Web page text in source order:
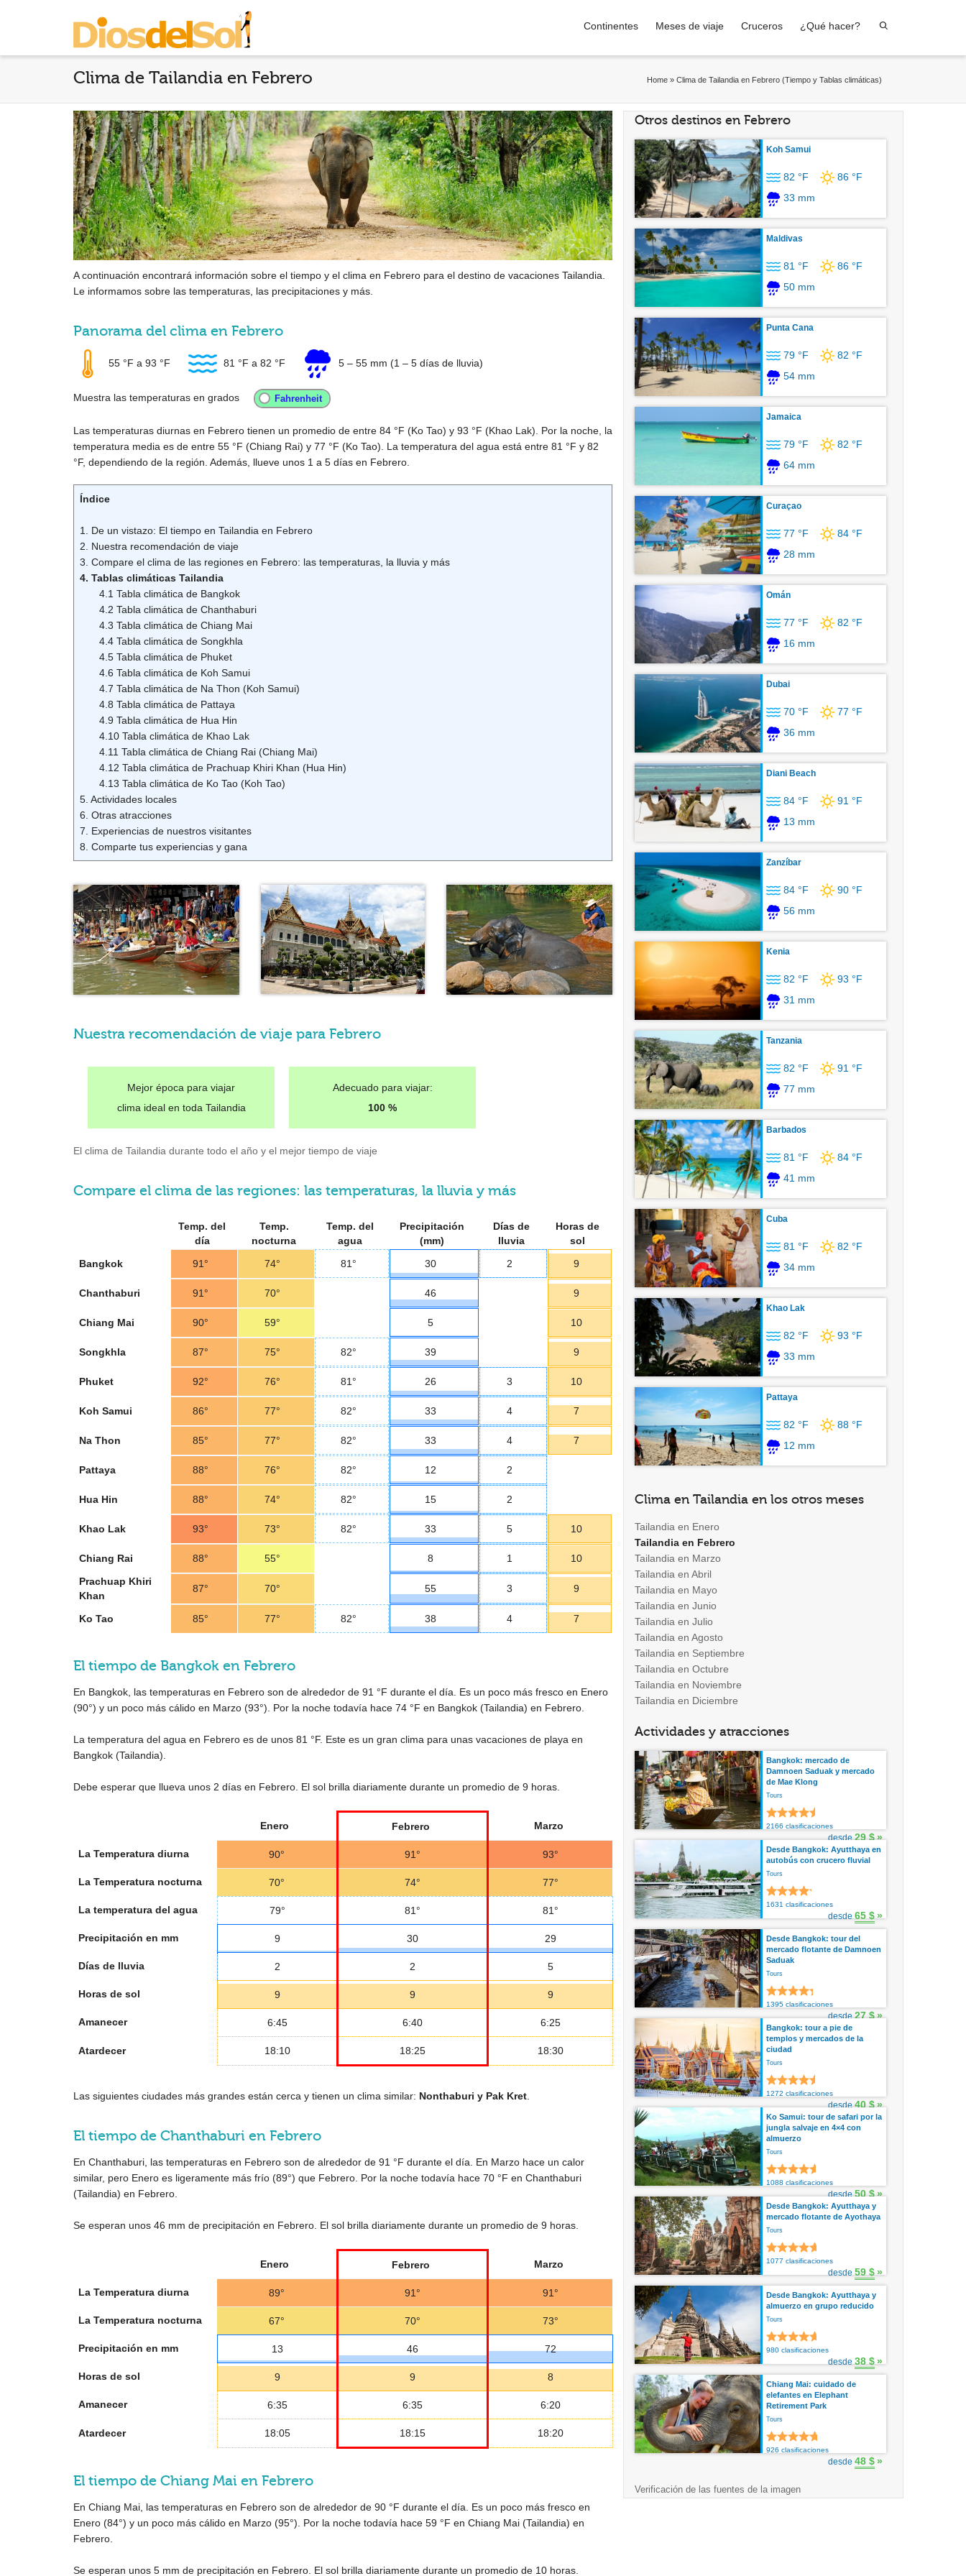
Continentes Meses de viaje Cruceros ¿Qué hacer?
Clima de Tailandia en Febrero Home » Clima de Tailandia en Febrero (Tiempo y Tablas climáticas)
A continuación encontrará información sobre el tiempo y el clima en Febrero para el destino de vacaciones Tailandia.
Le informamos sobre las temperaturas, las precipitaciones y más.
Panorama del clima en Febrero
55 °F a 93 °F 81 °F a 82 °F 5 – 55 mm (1 – 5 días de lluvia)
Muestra las temperaturas en grados
Las temperaturas diurnas en Febrero tienen un promedio de entre 84 °F (Ko Tao) y 93 °F (Khao Lak). Por la noche, la
temperatura media es de entre 55 °F (Chiang Rai) y 77 °F (Ko Tao). La temperatura del agua está entre 81 °F y 82
°F, dependiendo de la región. Además, llueve unos 1 a 5 días en Febrero.
Índice
1. De un vistazo: El tiempo en Tailandia en Febrero
2. Nuestra recomendación de viaje
3. Compare el clima de las regiones en Febrero: las temperaturas, la lluvia y más
4. Tablas climáticas Tailandia
4.1 Tabla climática de Bangkok
4.2 Tabla climática de Chanthaburi
4.3 Tabla climática de Chiang Mai
4.4 Tabla climática de Songkhla
4.5 Tabla climática de Phuket
4.6 Tabla climática de Koh Samui
4.7 Tabla climática de Na Thon (Koh Samui)
4.8 Tabla climática de Pattaya
4.9 Tabla climática de Hua Hin
4.10 Tabla climática de Khao Lak
4.11 Tabla climática de Chiang Rai (Chiang Mai)
4.12 Tabla climática de Prachuap Khiri Khan (Hua Hin)
4.13 Tabla climática de Ko Tao (Koh Tao)
5. Actividades locales
6. Otras atracciones
7. Experiencias de nuestros visitantes
8. Comparte tus experiencias y gana
Nuestra recomendación de viaje para Febrero
Mejor época para viajar
clima ideal en toda Tailandia
Adecuado para viajar:
100 %
El clima de Tailandia durante todo el año y el mejor tiempo de viaje
Compare el clima de las regiones: las temperaturas, la lluvia y más
Temp. del
día
Temp.
nocturna
Temp. del
agua
Precipitación
(mm)
Días de
lluvia
Horas de
sol
Bangkok
91° 74° 81° 30 2 9
Chanthaburi 91° 70° 46 9
Chiang Mai 90° 59° 5 10
Songkhla 87° 75° 82° 39 9
Phuket 92° 76° 81° 26 3 10
Koh Samui 86° 77° 82° 33 4 7
Na Thon 85° 77° 82° 33 4 7
Pattaya 88° 76° 82° 12 2
Hua Hin 88° 74° 82° 15 2
Khao Lak 93° 73° 82° 33 5 10
Chiang Rai 88° 55° 8 1
10
Prachuap Khiri
Khan
87° 70° 55 3 9
Ko Tao 85° 77° 82° 38 4 7
El tiempo de Bangkok en Febrero
En Bangkok, las temperaturas en Febrero son de alrededor de 91 °F durante el día. Es un poco más fresco en Enero
(90°) y un poco más cálido en Marzo (93°). Por la noche todavía hace 74 °F en Bangkok (Tailandia) en Febrero.
La temperatura del agua en Febrero es de unos 81 °F. Este es un gran clima para unas vacaciones de playa en
Bangkok (Tailandia).
Debe esperar que llueva unos 2 días en Febrero. El sol brilla diariamente durante un promedio de 9 horas.
Enero Febrero Marzo
La Temperatura diurna 90° 91° 93°
La Temperatura nocturna 70° 74° 77°
La temperatura del agua 79° 81° 81°
Precipitación en mm 9 30 29
Días de lluvia 2 2 5
Horas de sol 9 9 9
Amanecer 6:45 6:40 6:25
Atardecer 18:10 18:25 18:30
Las siguientes ciudades más grandes están cerca y tienen un clima similar: Nonthaburi y Pak Kret
El tiempo de Chanthaburi en Febrero
En Chanthaburi, las temperaturas en Febrero son de alrededor de 91 °F durante el día. En Marzo hace un calor
similar, pero Enero es ligeramente más frío (89°) que Febrero. Por la noche todavía hace 70 °F en Chanthaburi
(Tailandia) en Febrero.
Se esperan unos 46 mm de precipitación en Febrero. El sol brilla diariamente durante un promedio de 9 horas.
Enero Febrero Marzo
La Temperatura diurna 89° 91° 91°
La Temperatura nocturna 67° 70° 73°
Precipitación en mm 13 46 72
Horas de sol 9 9 8
Amanecer 6:35 6:35 6:20
Atardecer 18:05 18:15 18:20
El tiempo de Chiang Mai en Febrero
En Chiang Mai, las temperaturas en Febrero son de alrededor de 90 °F durante el día. Es un poco más fresco en
Enero (84°) y un poco más cálido en Marzo (95°). Por la noche todavía hace 59 °F en Chiang Mai (Tailandia) en
Febrero.
Se esperan unos 5 mm de precipitación en Febrero. El sol brilla diariamente durante un promedio de 10 horas.
Otros destinos en Febrero
Koh Samui
82 °F
86 °F
33 mm
Maldivas
81 °F
86 °F
50 mm
Punta Cana
79 °F
82 °F
54 mm
Jamaica
79 °F
82 °F
64 mm
Curaçao
77 °F
84 °F
28 mm
Omán
77 °F
82 °F
16 mm
Dubai
70 °F
77 °F
36 mm
Diani Beach
84 °F
91 °F
13 mm
Zanzíbar
84 °F
90 °F
56 mm
Kenia
82 °F
93 °F
31 mm
Tanzania
82 °F
91 °F
77 mm
Barbados
81 °F
84 °F
41 mm
Cuba
81 °F
82 °F
34 mm
Khao Lak
82 °F
93 °F
33 mm
Pattaya
82 °F
88 °F
12 mm
Clima en Tailandia en los otros meses
Tailandia en Enero
Tailandia en Febrero
Tailandia en Marzo
Tailandia en Abril
Tailandia en Mayo
Tailandia en Junio
Tailandia en Julio
Tailandia en Agosto
Tailandia en Septiembre
Tailandia en Octubre
Tailandia en Noviembre
Tailandia en Diciembre
Actividades y atracciones
Bangkok: mercado de
Damnoen Saduak y mercado
de Mae Klong
Tours
2166 clasificaciones
desde29 $»
Desde Bangkok: Ayutthaya en
autobús con crucero fluvial
Tours
1631 clasificaciones
desde65 $»
Desde Bangkok: tour del
mercado flotante de Damnoen
Saduak
Tours
1395 clasificaciones
desde27 $»
Bangkok: tour a pie de
templos y mercados de la
ciudad
Tours
1272 clasificaciones
desde40 $»
Ko Samui: tour de safari por la
jungla salvaje en 4×4 con
almuerzo
Tours
1088 clasificaciones
desde50 $»
Desde Bangkok: Ayutthaya y
mercado flotante de Ayothaya
Tours
1077 clasificaciones
desde59 $»
Desde Bangkok: Ayutthaya y
almuerzo en grupo reducido
Tours
980 clasificaciones
desde38 $»
Chiang Mai: cuidado de
elefantes en Elephant
Retirement Park
Tours
926 clasificaciones
desde 48 $»
Verificación de las fuentes de la imagen